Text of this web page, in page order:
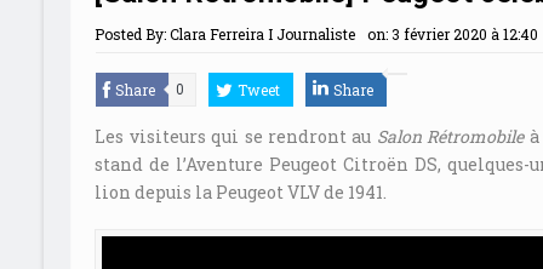
Posted By:Clara Ferreira I Journaliste on: 3 février 2020 à 12:40
Share 0 Tweet Share
Les visiteurs qui se rendront au Salon Rétromobileà
stand de l’Aventure Peugeot Citroën DS,
lion depuis la Peugeot VLV de 1941.